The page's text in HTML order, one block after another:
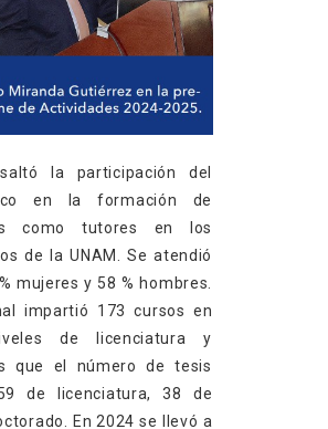
la participación del
en la formación de
como tutores en los
de la UNAM. Se atendió
mujeres y 58 % hombres.
impartió 173 cursos en
de licenciatura y
que el número de tesis
de licenciatura, 38 de
En 2024 se llevó a